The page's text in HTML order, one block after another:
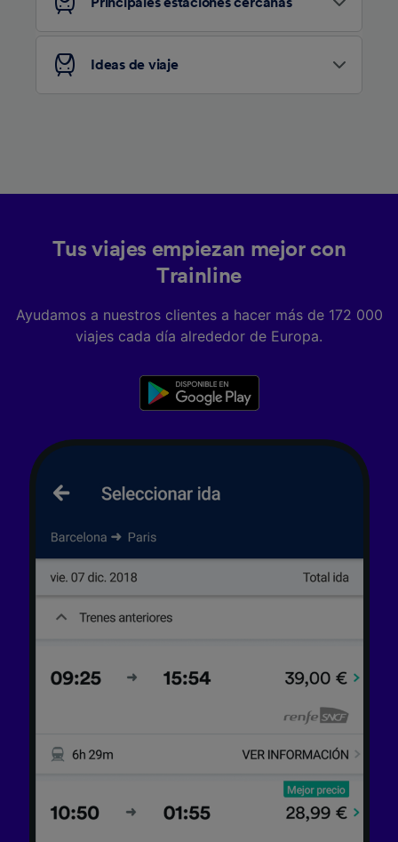
Ideas de viaje
Tus viajes empiezan mejor con
Trainline
Ayudamos a nuestros clientes a hacer más de 172 000
viajes cada día alrededor de Europa.